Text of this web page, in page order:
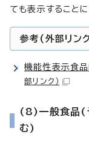
ても表示することに
参考(外部リン
機能性表示食
部リンク）
(8)一般食品(
む)